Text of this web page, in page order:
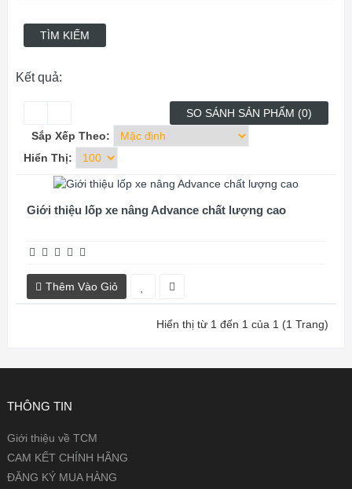
Kết quả:
SO SÁNH SẢN PHẨM (0)
Sắp Xếp Theo:
Hiển Thị:
Giới thiệu lốp xe nâng Advance chất lượng cao
Thêm Vào Giỏ
Hiển thị từ 1 đến 1 của 1 (1 Trang)
THÔNG TIN
Giới thiệu về TCM
CAM KẾT CHÍNH HÃNG
ĐĂNG KÝ MUA HÀNG